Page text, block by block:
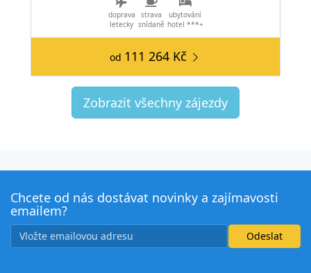
doprava
letecky
strava
snídaně
ubytování
hotel ***+
od 111 264 Kč
Zobrazit všechny zájezdy
Chcete od nás dostávat novinky a zajímavosti
emailem?